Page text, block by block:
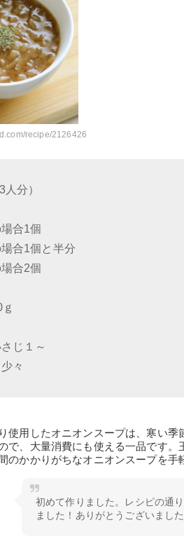
recipe/2126426
分）
合1個
合1個と半分
合2個
じ１～
々
使用したオニオンスープは、寒い
で、大量消費にも使える一品です
のかかりがちなオニオンスープを手
初めて作りました。レシピの通
ました！ありがとうございまし